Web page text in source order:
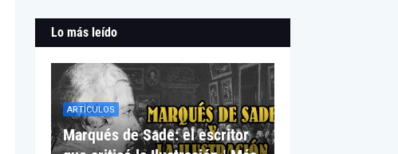
Lo más leído
ARTÍCULOS
Marqués de Sade: el escritor